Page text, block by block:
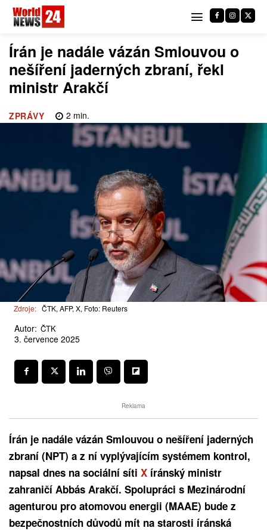
Írán je nadále vázán Smlouvou o
nešíření jaderných zbraní, řekl
ministr Arakčí
ZPRÁVY 2 min.
Zdroje: ČTK, AFP, X, Foto: Reuters
Autor: ČTK
3. července 2025
Reklama
Írán je nadále vázán Smlouvou o nešíření jaderných
zbraní (NPT) a z ní vyplývajícím systémem kontrol,
napsal dnes na sociální síti X íránský ministr
zahraničí Abbás Arakčí. Spolupráci s Mezinárodní
agenturou pro atomovou energii (MAAE) bude z
bezpečnostních důvodů mít na starosti íránská